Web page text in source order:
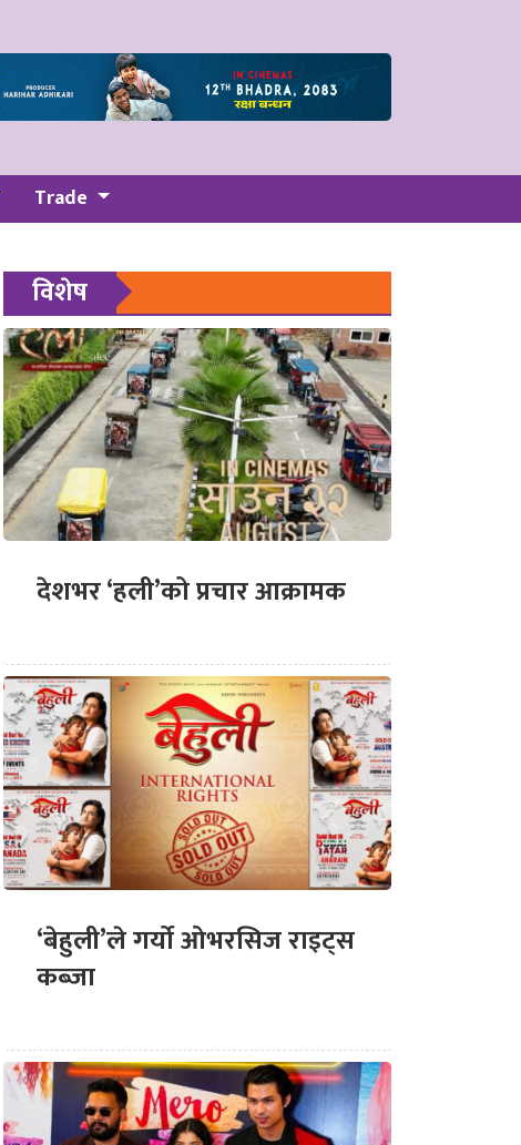
Trade
विशेष
देशभर ‘हली’को प्रचार आक्रामक
‘बेहुली’ले गर्यो ओभरसिज राइट्स
कब्जा